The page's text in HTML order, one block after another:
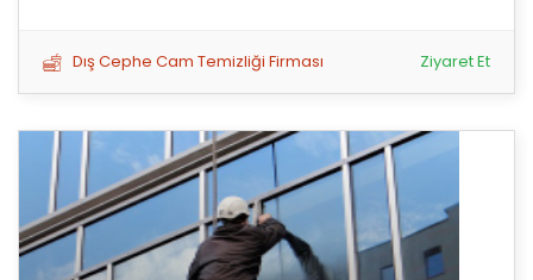
Dış Cephe Cam Temizliği Firması Ziyaret Et